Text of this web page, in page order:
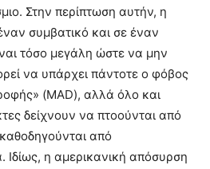
Στην περίπτωση αυτήν, η
συμβατικό και σε έναν
τόσο μεγάλη ώστε να μην
να υπάρχει πάντοτε ο φόβος
(MAD), αλλά όλο και
δείχνουν να πτοούνται από
από
Ιδίως, η αμερικανική απόσυρση